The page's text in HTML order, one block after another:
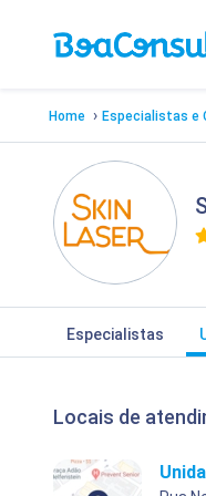
Home › Especialistas e
Especialistas
Locais de